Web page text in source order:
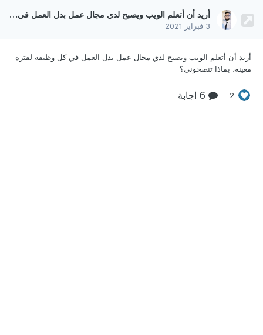
أريد أن أتعلم الويب ويصبح لدي مجال عمل بدل العمل في كل وظيفة لفترة معينة، بماذا تنصحوني؟
3 فبراير 2021
أريد أن أتعلم الويب ويصبح لدي مجال عمل بدل العمل فيكل وظيفة لفترة
معينة، بماذا تنصحوني؟
2